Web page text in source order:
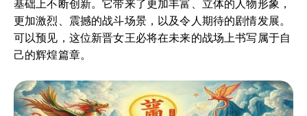
基础上不断创新。它带来了更加丰富、立体的人物形象，
更加激烈、震撼的战斗场景，以及令人期待的剧情发展。
可以预见，这位新晋女王必将在未来的战场上书写属于自
己的辉煌篇章。